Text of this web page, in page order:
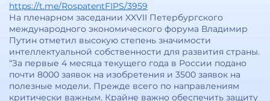
https://t.me/RospatentFIPS/3959
На пленарном заседании XXVII Петербургского
международного экономического форума Владимир
Путин отметил высокую степень значимости
интеллектуальной собственности для развития страны.
“За первые 4 месяца текущего года в России подано
почти 8000 заявок на изобретения и 3500 заявок на
полезные модели. Прежде всего по направлениям
критически важным. Крайне важно обеспечить защиту